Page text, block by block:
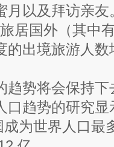
月以及拜访亲友
居国外（其中
的出境旅游人数
趋势将会保持下
口趋势的研究
为世界人口最